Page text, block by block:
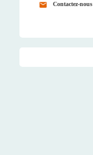
Contactez-nous